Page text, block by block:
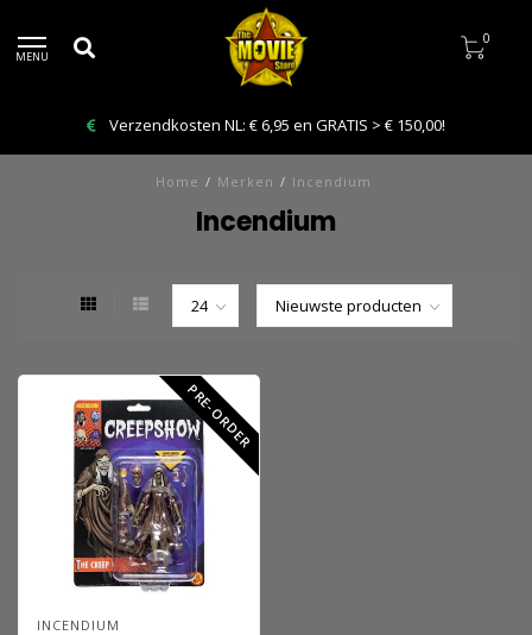
MENU
0
Verzendkosten NL: € 6,95 en GRATIS > € 150,00!
Home / Merken / Incendium
Incendium
PRE-ORDER
INCENDIUM